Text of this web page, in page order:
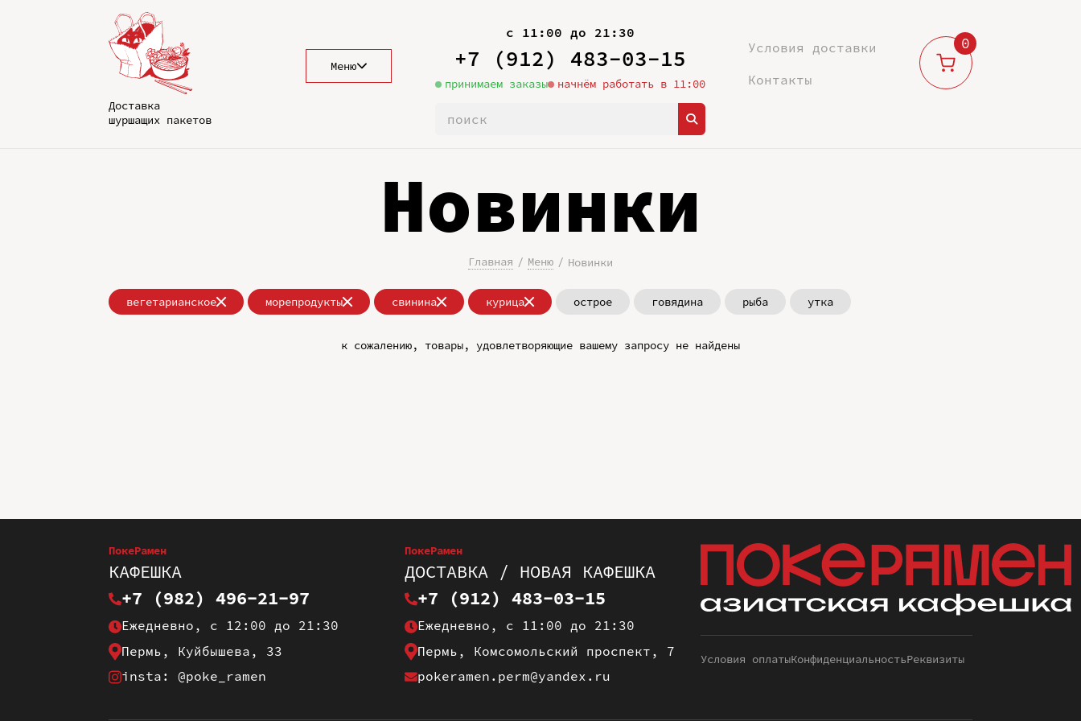
Доставка
шуршащих пакетов
Меню
с 11:00 до 21:30
+7 (912) 483-03-15
принимаем заказы начнём работать в 11:00
Условия доставки
Контакты
0
Новинки
Главная Меню Новинки
вегетарианское морепродукты свинина курица острое говядина рыба утка
к сожалению, товары, удовлетворяющие вашему запросу не найдены
ПокеРамен
КАФЕШКА
+7 (982) 496-21-97
Ежедневно, с 12:00 до 21:30
Пермь, Куйбышева, 33
insta: @poke_ramen
ПокеРамен
ДОСТАВКА / НОВАЯ КАФЕШКА
+7 (912) 483-03-15
Ежедневно, с 11:00 до 21:30
Пермь, Комсомольский проспект, 7
pokeramen.perm@yandex.ru
Условия оплатыКонфиденциальностьРеквизиты